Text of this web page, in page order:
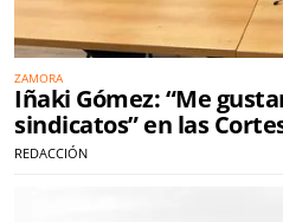
ZAMORA
Iñaki Gómez: “Me
sindicatos” en las
REDACCIÓN